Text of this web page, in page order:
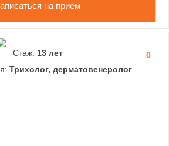
на прием
0
Стаж: 13 лет
Трихолог, дерматовенеролог